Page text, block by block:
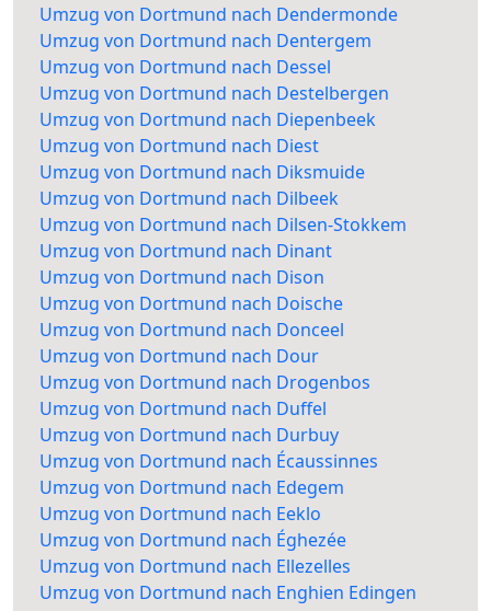
Umzug von Dortmund nach Dendermonde
Umzug von Dortmund nach Dentergem
Umzug von Dortmund nach Dessel
Umzug von Dortmund nach Destelbergen
Umzug von Dortmund nach Diepenbeek
Umzug von Dortmund nach Diest
Umzug von Dortmund nach Diksmuide
Umzug von Dortmund nach Dilbeek
Umzug von Dortmund nach Dilsen-Stokkem
Umzug von Dortmund nach Dinant
Umzug von Dortmund nach Dison
Umzug von Dortmund nach Doische
Umzug von Dortmund nach Donceel
Umzug von Dortmund nach Dour
Umzug von Dortmund nach Drogenbos
Umzug von Dortmund nach Duffel
Umzug von Dortmund nach Durbuy
Umzug von Dortmund nach Écaussinnes
Umzug von Dortmund nach Edegem
Umzug von Dortmund nach Eeklo
Umzug von Dortmund nach Éghezée
Umzug von Dortmund nach Ellezelles
Umzug von Dortmund nach Enghien Edingen